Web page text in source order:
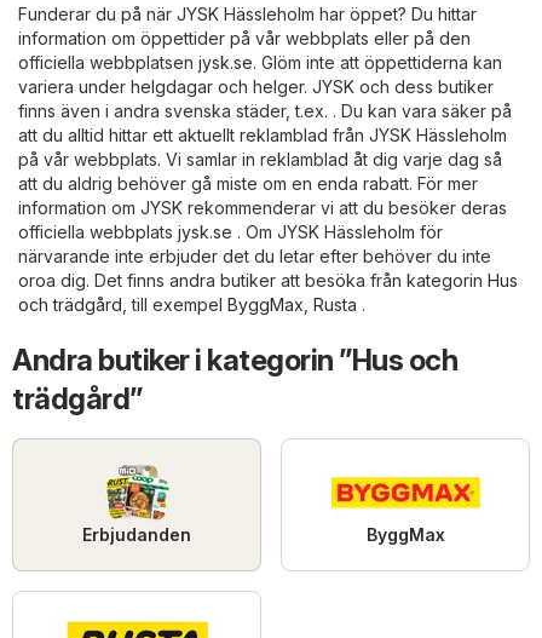
Funderar du på när JYSK Hässleholm har öppet? Du hittar
information om öppettider på vår webbplats eller på den
officiella webbplatsen jysk.se. Glöm inte att öppettiderna kan
variera under helgdagar och helger. JYSK och dess butiker
finns även i andra svenska städer, t.ex. . Du kan vara säker på
att du alltid hittar ett aktuellt reklamblad från JYSK Hässleholm
på vår webbplats. Vi samlar in reklamblad åt dig varje dag så
att du aldrig behöver gå miste om en enda rabatt. För mer
information om JYSK rekommenderar vi att du besöker deras
officiella webbplats jysk.se . Om JYSK Hässleholm för
närvarande inte erbjuder det du letar efter behöver du inte
oroa dig. Det finns andra butiker att besöka från kategorin Hus
och trädgård , till exempel ByggMax Rusta .
Andra butiker i kategorin ”Hus och
trädgård”
Erbjudanden ByggMax